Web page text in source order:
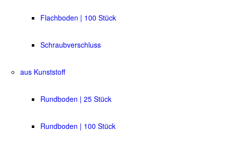
Flachboden | 100 Stück
Schraubverschluss
aus Kunststoff
Rundboden | 25 Stück
Rundboden | 100 Stück